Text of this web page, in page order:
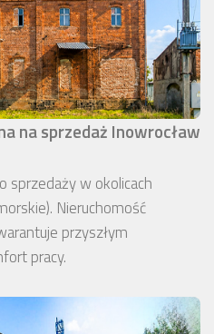
na sprzedaż Inowrocław
sprzedaży w okolicach
Nieruchomość
przyszłym
pracy.